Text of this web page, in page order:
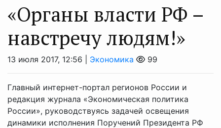
«Органы власти РФ –
навстречу людям!»
13 июля 2017, 12:56 | Экономика 99
Главный интернет-портал регионов России и
редакция журнала «Экономическая политика
России», руководствуясь задачей освещения
динамики исполнения Поручений Президента РФ